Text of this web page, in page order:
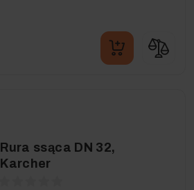
Rura ssąca DN 32,
Karcher